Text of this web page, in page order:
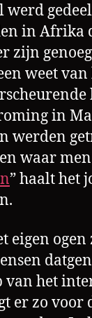
werd
in Afrika
zijn
weet
in
werden
waar men
” haalt het
eigen
van het
er zo voor